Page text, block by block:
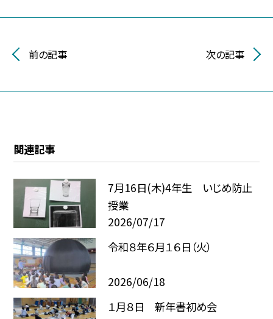
前の記事 次の記事
関連記事
7月16日(木)4年生 いじめ防止
授業
2026/07/17
令和８年６月１６日（火）
2026/06/18
１月８日 新年書初め会